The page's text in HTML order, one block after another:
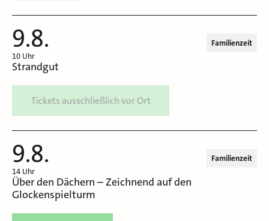
9.8.
10 Uhr
Familienzeit
Strandgut
Tickets ausschließlich vor Ort
9.8.
14 Uhr
Familienzeit
Über den Dächern – Zeichnend auf den
Glockenspielturm